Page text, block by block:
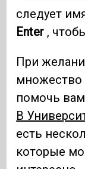
следует
Enter ,
При
множество
помочь
В
есть
которые